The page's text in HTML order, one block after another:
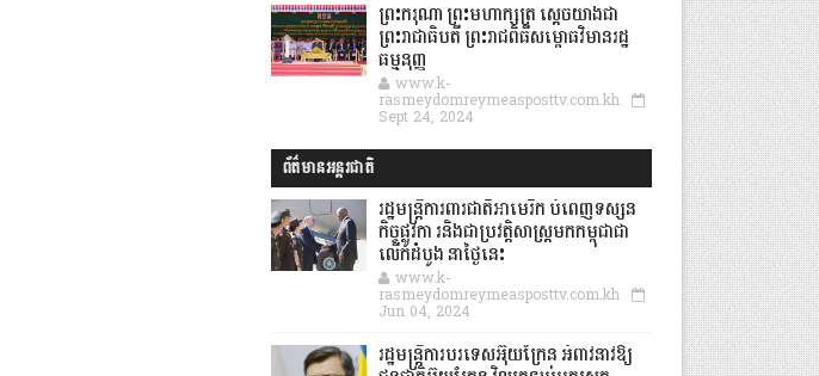
ព្រះករុណា ព្រះមហាក្សត្រ ស្តេចយាងជា
ព្រះរាជាធិបតី ព្រះរាជពិធីសម្ពោធវិមានរដ្ឋ
ធម្មនុញ្ញ
www.k-
rasmeydomreymeasposttv.com.kh
Sept 24, 2024
ព័ត៌មានអន្តរជាតិ
រដ្ឋមន្រ្តីការពារជាតិអាមេរិក បំពេញទស្សន
កិច្ចផ្លូវកា រនិងជាប្រវត្តិសាស្រ្តមកកម្ពុជាជា
លើកដំបូង នាថ្ងៃនេះ
www.k-
rasmeydomreymeasposttv.com.kh
Jun 04, 2024
រដ្ឋមន្ត្រីការបរទេសអ៊ុយក្រែន អំពាវនាវឱ្យ